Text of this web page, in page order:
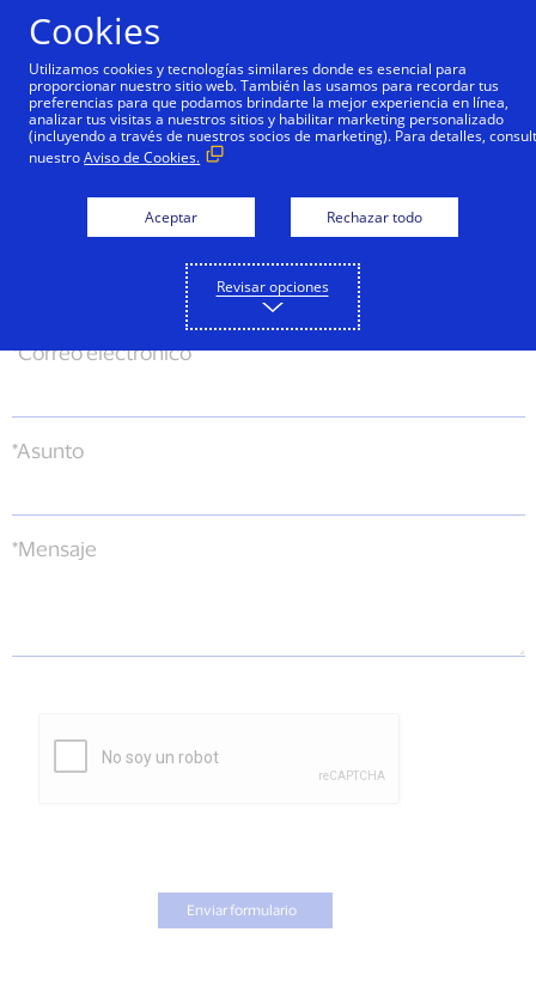
Ingrese la información solicitada y un representante se
pondrá en contacto con usted. Por su seguridad y
protección nunca incluya datos de sus tarjetas de crédito o
*Correo electrónico
*Asunto
*Mensaje
Cookies
Utilizamos cookies y tecnologías similares donde es esencial para
proporcionar nuestro sitio web. También las usamos para recordar tus
preferencias para que podamos brindarte la mejor experiencia en línea,
analizar tus visitas a nuestros sitios y habilitar marketing personalizado
(incluyendo a través de nuestros socios de marketing). Para detalles,
nuestroAviso de Cookies.
Aceptar Rechazar todo
Revisar opciones